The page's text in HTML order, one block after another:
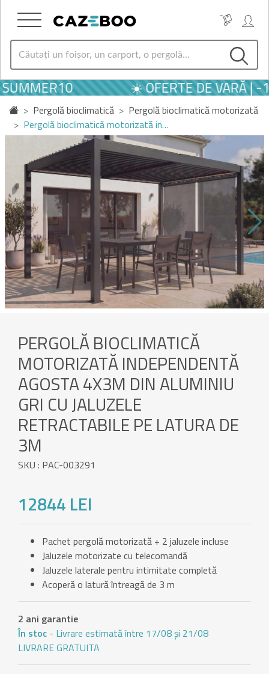
☀️ OFERTE DE VARĂ | -
Pergolă bioclimatică
Pergolă bioclimatică motorizată
Pergolă bioclimatică motorizată in…
PERGOLĂ BIOCLIMATICĂ
MOTORIZATĂ INDEPENDENTĂ
AGOSTA 4X3M DIN ALUMINIU
GRI CU JALUZELE
RETRACTABILE PE LATURA DE
3M
SKU : PAC-003291
12844 LEI
Pachet pergolă motorizată + 2 jaluzele incluse
Jaluzele motorizate cu telecomandă
Jaluzele laterale pentru intimitate completă
Acoperă o latură întreagă de 3 m
2 ani garantie
În stoc - Livrare estimată între 17/08 și 21/08
LIVRARE GRATUITA